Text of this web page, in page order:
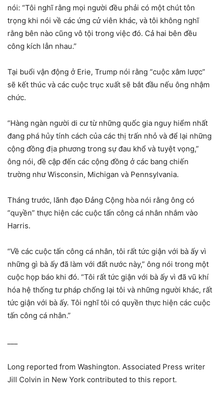
nói: “Tôi nghĩ rằng mọi người đều phải có một chút tôn
trọng khi nói về các ứng cử viên khác, và tôi không nghĩ
rằng bên nào cũng vô tội trong việc đó. Cả hai bên đều
công kích lẫn nhau.”
Tại buổi vận động ở Erie, Trump nói rằng “cuộc xâm lược”
sẽ kết thúc và các cuộc trục xuất sẽ bắt đầu nếu ông nhậm
chức.
“Hàng ngàn người di cư từ những quốc gia nguy hiểm nhất
đang phá hủy tính cách của các thị trấn nhỏ và để lại những
cộng đồng địa phương trong sự đau khổ và tuyệt vọng,”
ông nói, đề cập đến các cộng đồng ở các bang chiến
trường như Wisconsin, Michigan và Pennsylvania.
Tháng trước, lãnh đạo Đảng Cộng hòa nói rằng ông có
“quyền” thực hiện các cuộc tấn công cá nhân nhắm vào
Harris.
“Về các cuộc tấn công cá nhân, tôi rất tức giận với bà ấy vì
những gì bà ấy đã làm với đất nước này,” ông nói trong một
cuộc họp báo khi đó. “Tôi rất tức giận với bà ấy vì đã vũ khí
hóa hệ thống tư pháp chống lại tôi và những người khác, rất
tức giận với bà ấy. Tôi nghĩ tôi có quyền thực hiện các cuộc
tấn công cá nhân.”
Long reported from Washington. Associated Press writer
Jill Colvin in New York contributed to this report.